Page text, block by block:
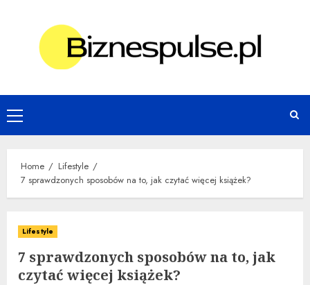
Primary
Menu
Home
Lifestyle
7 sprawdzonych sposobów na to, jak czytać więcej książek?
Lifestyle
7 sprawdzonych sposobów na to, jak
czytać więcej książek?